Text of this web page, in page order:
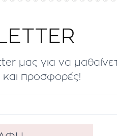
μας για να
και προσφορές!